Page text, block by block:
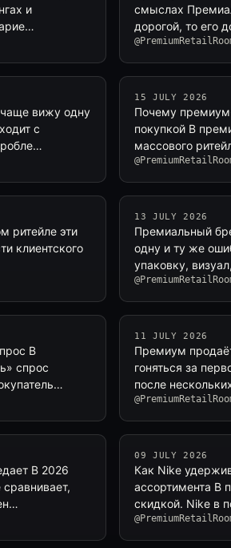
и
смыслах
дорогой, то его
вижу одну
с
15 JULY 2026
Почему
покупкой В
массового
ритейле эти
клиентского
13 JULY 2026
Премиальный
одну и ту же
упаковку,
В
спрос
11 JULY 2026
Премиум
гоняться за
после
В 2026
09 JULY 2026
Как Nike
ассортимента В
скидкой. Nike в